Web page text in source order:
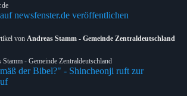
newsfenster.de veröffentlichen
von Andreas Stamm - Gemeinde Zentraldeutschland
- Gemeinde Zentraldeutschland
der Bibel?" - Shincheonji ruft zur